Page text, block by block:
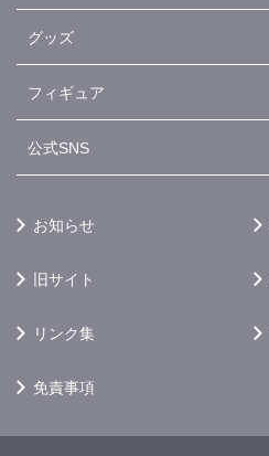
グッズ
フィギュア
公式SNS
お知らせ
旧サイト
リンク集
免責事項